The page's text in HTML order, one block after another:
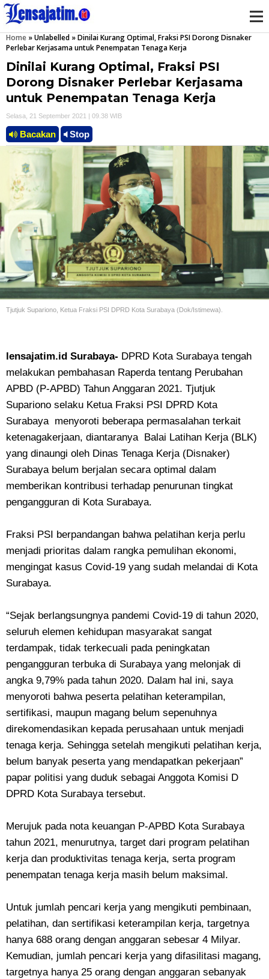
M
Home »Unlabelled »Dinilai Kurang Optimal, Fraksi PSI Dorong Disnaker
Perlebar Kerjasama untuk Penempatan Tenaga Kerja
Dinilai Kurang Optimal, Fraksi PSI
Dorong Disnaker Perlebar Kerjasama
untuk Penempatan Tenaga Kerja
Selasa, 21 September 2021 | 09.38 WIB
Bacakan Stop
Tjutjuk Supariono, Ketua Fraksi PSI DPRD Kota Surabaya (Dok/Istimewa).
lensajatim.id Surabaya- DPRD Kota Surabaya tengah
melakukan pembahasan Raperda tentang Perubahan
APBD (P-APBD) Tahun Anggaran 2021. Tjutjuk
Supariono selaku Ketua Fraksi PSI DPRD Kota
Surabaya menyoroti beberapa permasalahan terkait
ketenagakerjaan, diantaranya Balai Latihan Kerja (BLK)
yang dinaungi oleh Dinas Tenaga Kerja (Disnaker)
Surabaya belum berjalan secara optimal dalam
memberikan kontribusi terhadap penurunan tingkat
pengangguran di Kota Surabaya.
Fraksi PSI berpandangan bahwa pelatihan kerja perlu
menjadi prioritas dalam rangka pemulihan ekonomi,
mengingat kasus Covid-19 yang sudah melandai di Kota
Surabaya.
“Sejak berlangsungnya pandemi Covid-19 di tahun 2020,
seluruh elemen kehidupan masyarakat sangat
terdampak, tidak terkecuali pada peningkatan
pengangguran terbuka di Surabaya yang melonjak di
angka 9,79% pada tahun 2020. Dalam hal ini, saya
menyoroti bahwa peserta pelatihan keterampilan,
sertifikasi, maupun magang belum sepenuhnya
direkomendasikan kepada perusahaan untuk menjadi
tenaga kerja. Sehingga setelah mengikuti pelatihan kerja,
belum banyak peserta yang mendapatkan pekerjaan”
papar politisi yang duduk sebagai Anggota Komisi D
DPRD Kota Surabaya tersebut.
Merujuk pada nota keuangan P-APBD Kota Surabaya
tahun 2021, menurutnya, target dari program pelatihan
kerja dan produktivitas tenaga kerja, serta program
penempatan tenaga kerja masih belum maksimal.
Untuk jumlah pencari kerja yang mengikuti pembinaan,
pelatihan, dan sertifikasi keterampilan kerja, targetnya
hanya 688 orang dengan anggaran sebesar 4 Milyar.
Kemudian, jumlah pencari kerja yang difasilitasi magang,
targetnya hanya 25 orang dengan anggaran sebanyak